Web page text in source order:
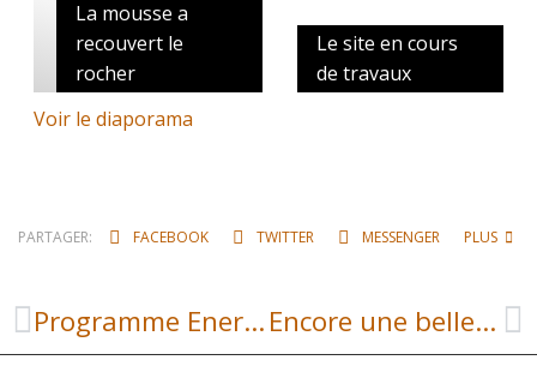
La mousse a
recouvert le
rocher
Le site en cours
de travaux
Voir le diaporama
PARTAGER: FACEBOOK TWITTER MESSENGER PLUS
Programme EnerCOA 2026 Encore une belle soirée avec l’ APE